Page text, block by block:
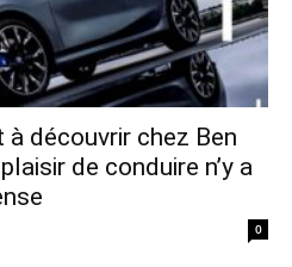
à découvrir chez Ben
de conduire n’y a
0